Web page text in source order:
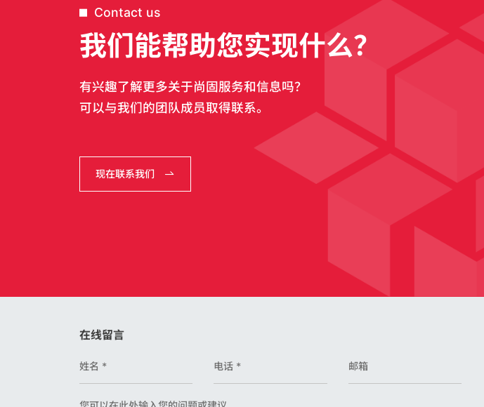
Contact us
我们能帮助您实现什么？
有兴趣了解更多关于尚固服务和信息吗？
可以与我们的团队成员取得联系。
现在联系我们
在线留言